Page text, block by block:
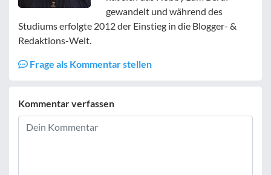
gewandelt und während des
Studiums erfolgte 2012 der Einstieg in die Blogger- &
Redaktions-Welt.
Frage als Kommentar stellen
Kommentar verfassen